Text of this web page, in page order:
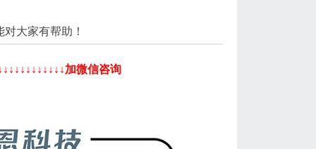
大家有帮助！
加微信咨询